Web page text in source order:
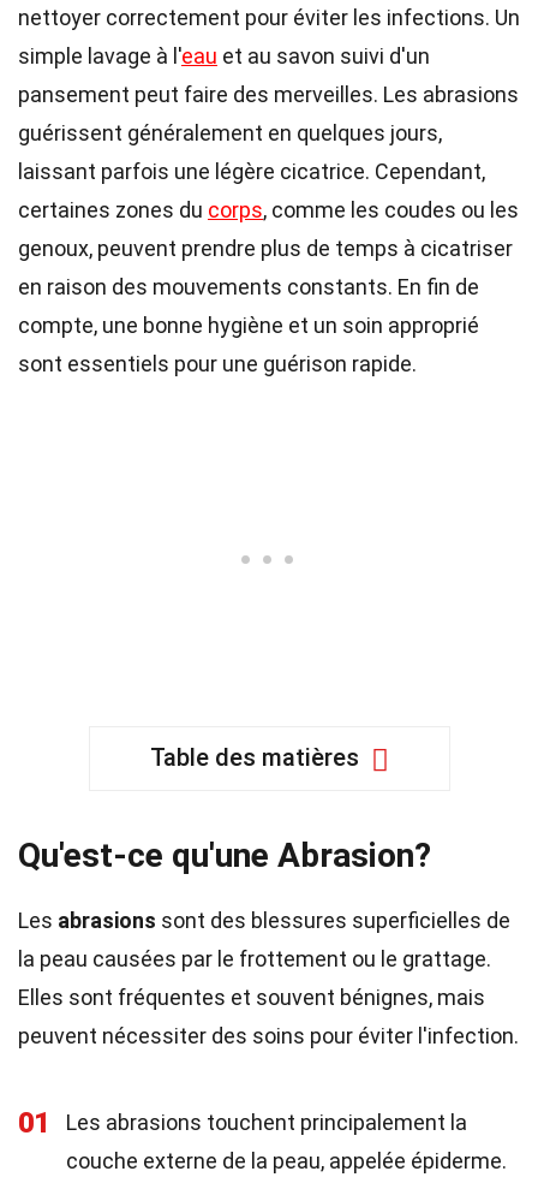
nettoyer correctement pour éviter les infections. Un
simple lavage à l'eau et au savon suivi d'un
pansement peut faire des merveilles. Les abrasions
guérissent généralement en quelques jours,
laissant parfois une légère cicatrice. Cependant,
certaines zones du corps, comme les coudes ou les
genoux, peuvent prendre plus de temps à cicatriser
en raison des mouvements constants. En fin de
compte, une bonne hygiène et un soin approprié
sont essentiels pour une guérison rapide.
Table des matières
Qu'est-ce qu'une Abrasion?
Les abrasions sont des blessures superficielles de
la peau causées par le frottement ou le grattage.
Elles sont fréquentes et souvent bénignes, mais
peuvent nécessiter des soins pour éviter l'infection.
01
Les abrasions touchent principalement la
couche externe de la peau, appelée épiderme.